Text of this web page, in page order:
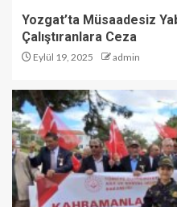
Yozgat’ta Müsaadesiz
Çalıştıranlara Ceza
Eylül 19, 2025 admin